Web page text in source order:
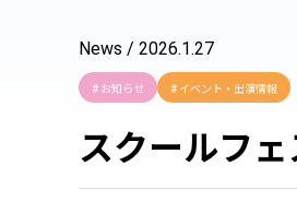
News / 2026.1.27
# お知らせ # イベント・出演情報
スクールフ